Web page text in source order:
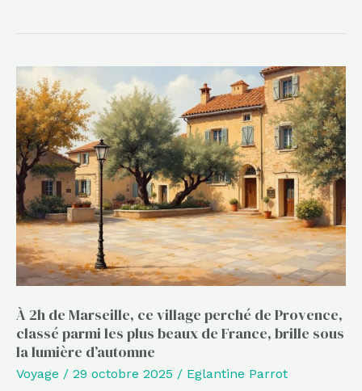
À 2h de Marseille, ce village perché de Provence,
classé parmi les plus beaux de France, brille sous
la lumière d’automne
Voyage / 29 octobre 2025 / Eglantine Parrot
2h
de
Marseille,
ce
village
perché
de
Provence,
classé
parmi
les
plus
beaux